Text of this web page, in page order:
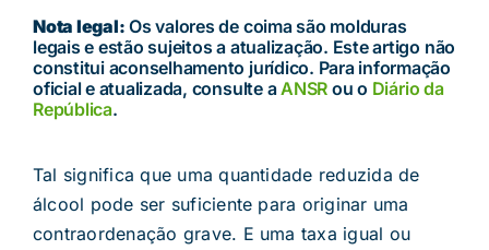
Nota legal: Os valores de coima são molduras
legais e estão sujeitos a atualização. Este artigo não
constitui aconselhamento jurídico. Para informação
oficial e atualizada, consulte a ANSR ou o Diário da
República.
Tal significa que uma quantidade reduzida de
álcool pode ser suficiente para originar uma
contraordenação grave. E uma taxa igual ou